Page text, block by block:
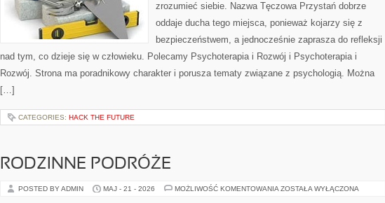
zrozumieć siebie. Nazwa Tęczowa Przystań dobrze
oddaje ducha tego miejsca, ponieważ kojarzy się z
bezpieczeństwem, a jednocześnie zaprasza do refleksji
nad tym, co dzieje się w człowieku. Polecamy Psychoterapia i Rozwój i Psychoterapia i
Rozwój. Strona ma poradnikowy charakter i porusza tematy związane z psychologią. Można
[…]
CATEGORIES: HACK THE FUTURE
RODZINNE PODRÓŻE
POSTED BY ADMIN MAJ - 21 - 2026 MOŻLIWOŚĆ KOMENTOWANIA RODZINNE
ZOSTAŁA WYŁĄCZONA